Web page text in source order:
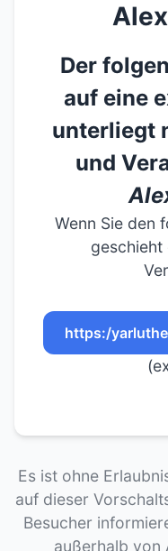
Der
auf eine
unterliegt
und
Wenn Sie den
geschieht
https:/
Es ist ohne
auf dieser
Besucher
außerhalb von